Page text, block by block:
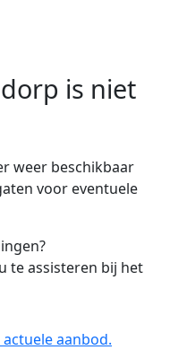
is niet
weer beschikbaar
voor eventuele
te assisteren bij het
aanbod.